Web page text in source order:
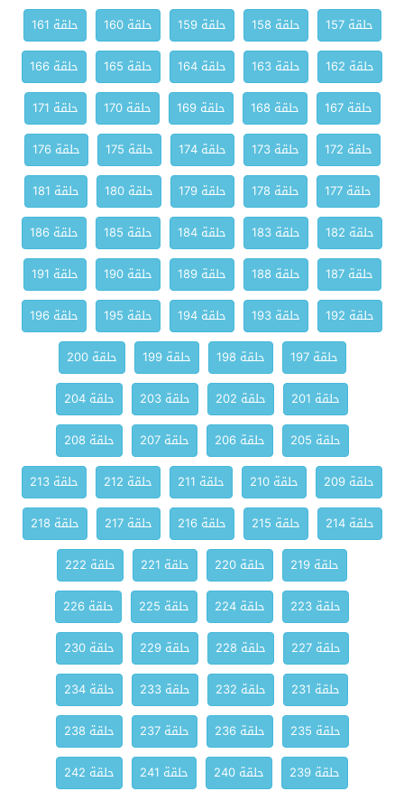
حلقة 157 حلقة 158 حلقة 159 حلقة 160
حلقة 161
حلقة 162
حلقة 163 حلقة 164 حلقة 165
حلقة 166
حلقة 167
حلقة 168 حلقة 169 حلقة 170
حلقة 171
حلقة 172
حلقة 173 حلقة 174 حلقة 175
حلقة 176
حلقة 177
حلقة 178 حلقة 179 حلقة 180
حلقة 181
حلقة 182
حلقة 183 حلقة 184 حلقة 185
حلقة 186
حلقة 187
حلقة 188 حلقة 189 حلقة 190
حلقة 191
حلقة 192
حلقة 193 حلقة 194 حلقة 195
حلقة 196
حلقة 197
حلقة 198 حلقة 199
حلقة 200
حلقة 201
حلقة 202 حلقة 203
حلقة 204
حلقة 205
حلقة 206 حلقة 207
حلقة 208
حلقة 209
حلقة 210 حلقة 211 حلقة 212
حلقة 213
حلقة 214
حلقة 215 حلقة 216 حلقة 217
حلقة 218
حلقة 219
حلقة 220 حلقة 221
حلقة 222
حلقة 223
حلقة 224 حلقة 225
حلقة 226
حلقة 227
حلقة 228 حلقة 229
حلقة 230
حلقة 231
حلقة 232 حلقة 233
حلقة 234
حلقة 235
حلقة 236 حلقة 237
حلقة 238
حلقة 239
حلقة 240 حلقة 241
حلقة 242